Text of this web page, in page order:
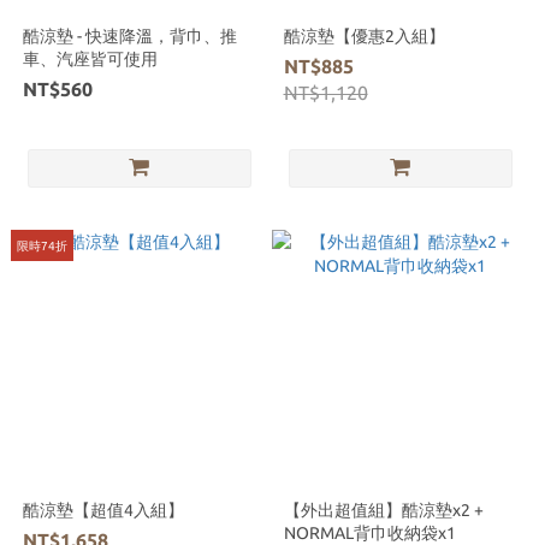
酷涼墊 - 快速降溫，背巾、推
車、汽座皆可使用
NT$560
酷涼墊【優惠2入組】
NT$885
NT$1,120
限時74折
酷涼墊【超值4入組】
NT$1,658
【外出超值組】酷涼墊x2 +
NORMAL背巾收納袋x1